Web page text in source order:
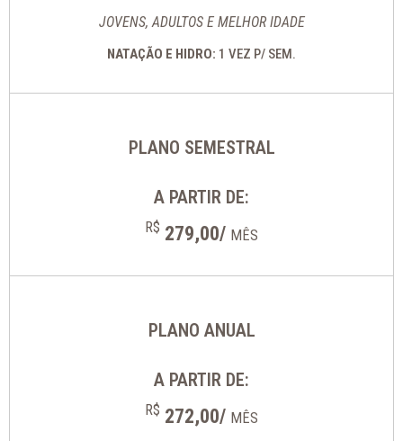
JOVENS, ADULTOS E MELHOR IDADE
NATAÇÃO E HIDRO: 1 VEZ P/ SEM.
PLANO SEMESTRAL
A PARTIR DE:
R$ 279,00/ MÊS
PLANO ANUAL
A PARTIR DE:
R$ 272,00/ MÊS